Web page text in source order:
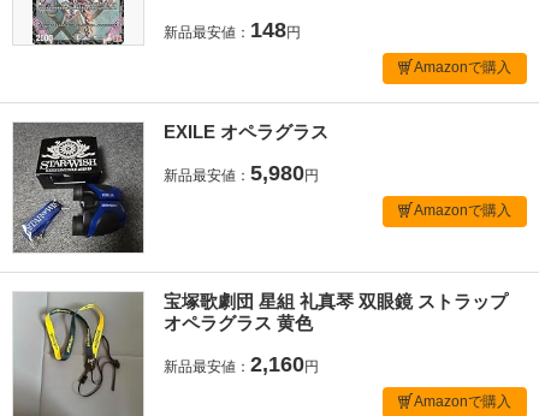
新品最安値： 148円
Amazonで購入
EXILE オペラグラス
新品最安値： 5,980円
Amazonで購入
宝塚歌劇団 星組 礼真琴 双眼鏡 ストラップ
オペラグラス 黄色
新品最安値： 2,160円
Amazonで購入